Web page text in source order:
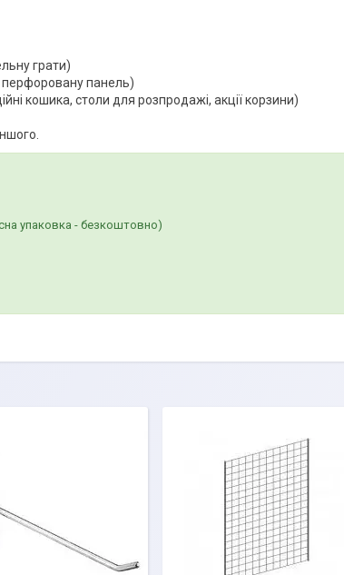
грати)
перфоровану панель)
кошика, столи для розпродажі, акції корзини)
упаковка - безкоштовно)